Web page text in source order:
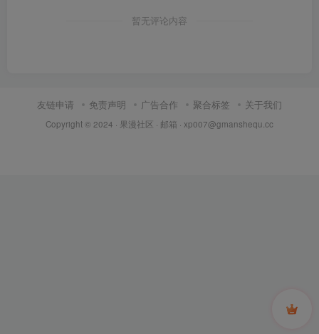
暂无评论内容
友链申请 免责声明 广告合作 聚合标签 关于我们
Copyright © 2024 · 果漫社区 · 邮箱 · xp007@gmanshequ.cc